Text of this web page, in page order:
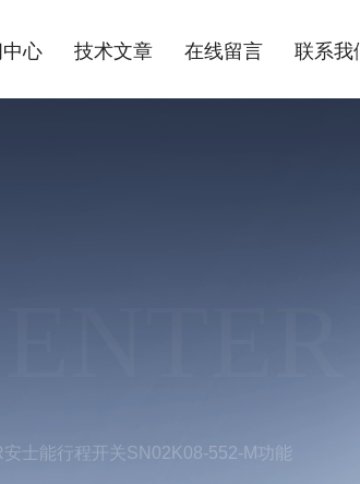
心 技术文章 在线留言 联系我
士能行程开关SN02K08-552-M功能